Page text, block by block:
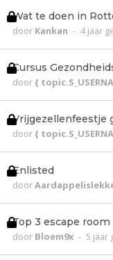
Wat te doen in
door Kankan - 4 jaar
Cursus
door{
Vrijgezellenfeestje
door{
Enlisted
door
Top 3 escape room
door Bloem9x - 5 jaar